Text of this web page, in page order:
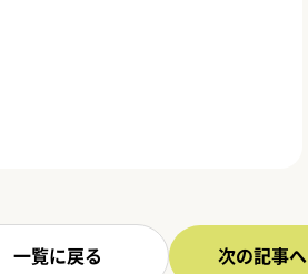
一覧に戻る 次の記事へ